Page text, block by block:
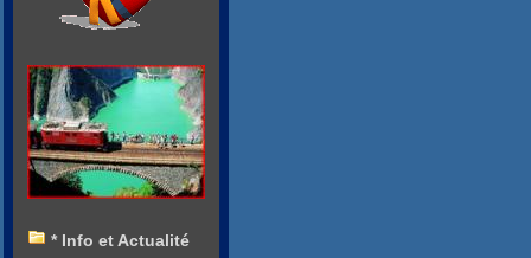
* Info et Actualité